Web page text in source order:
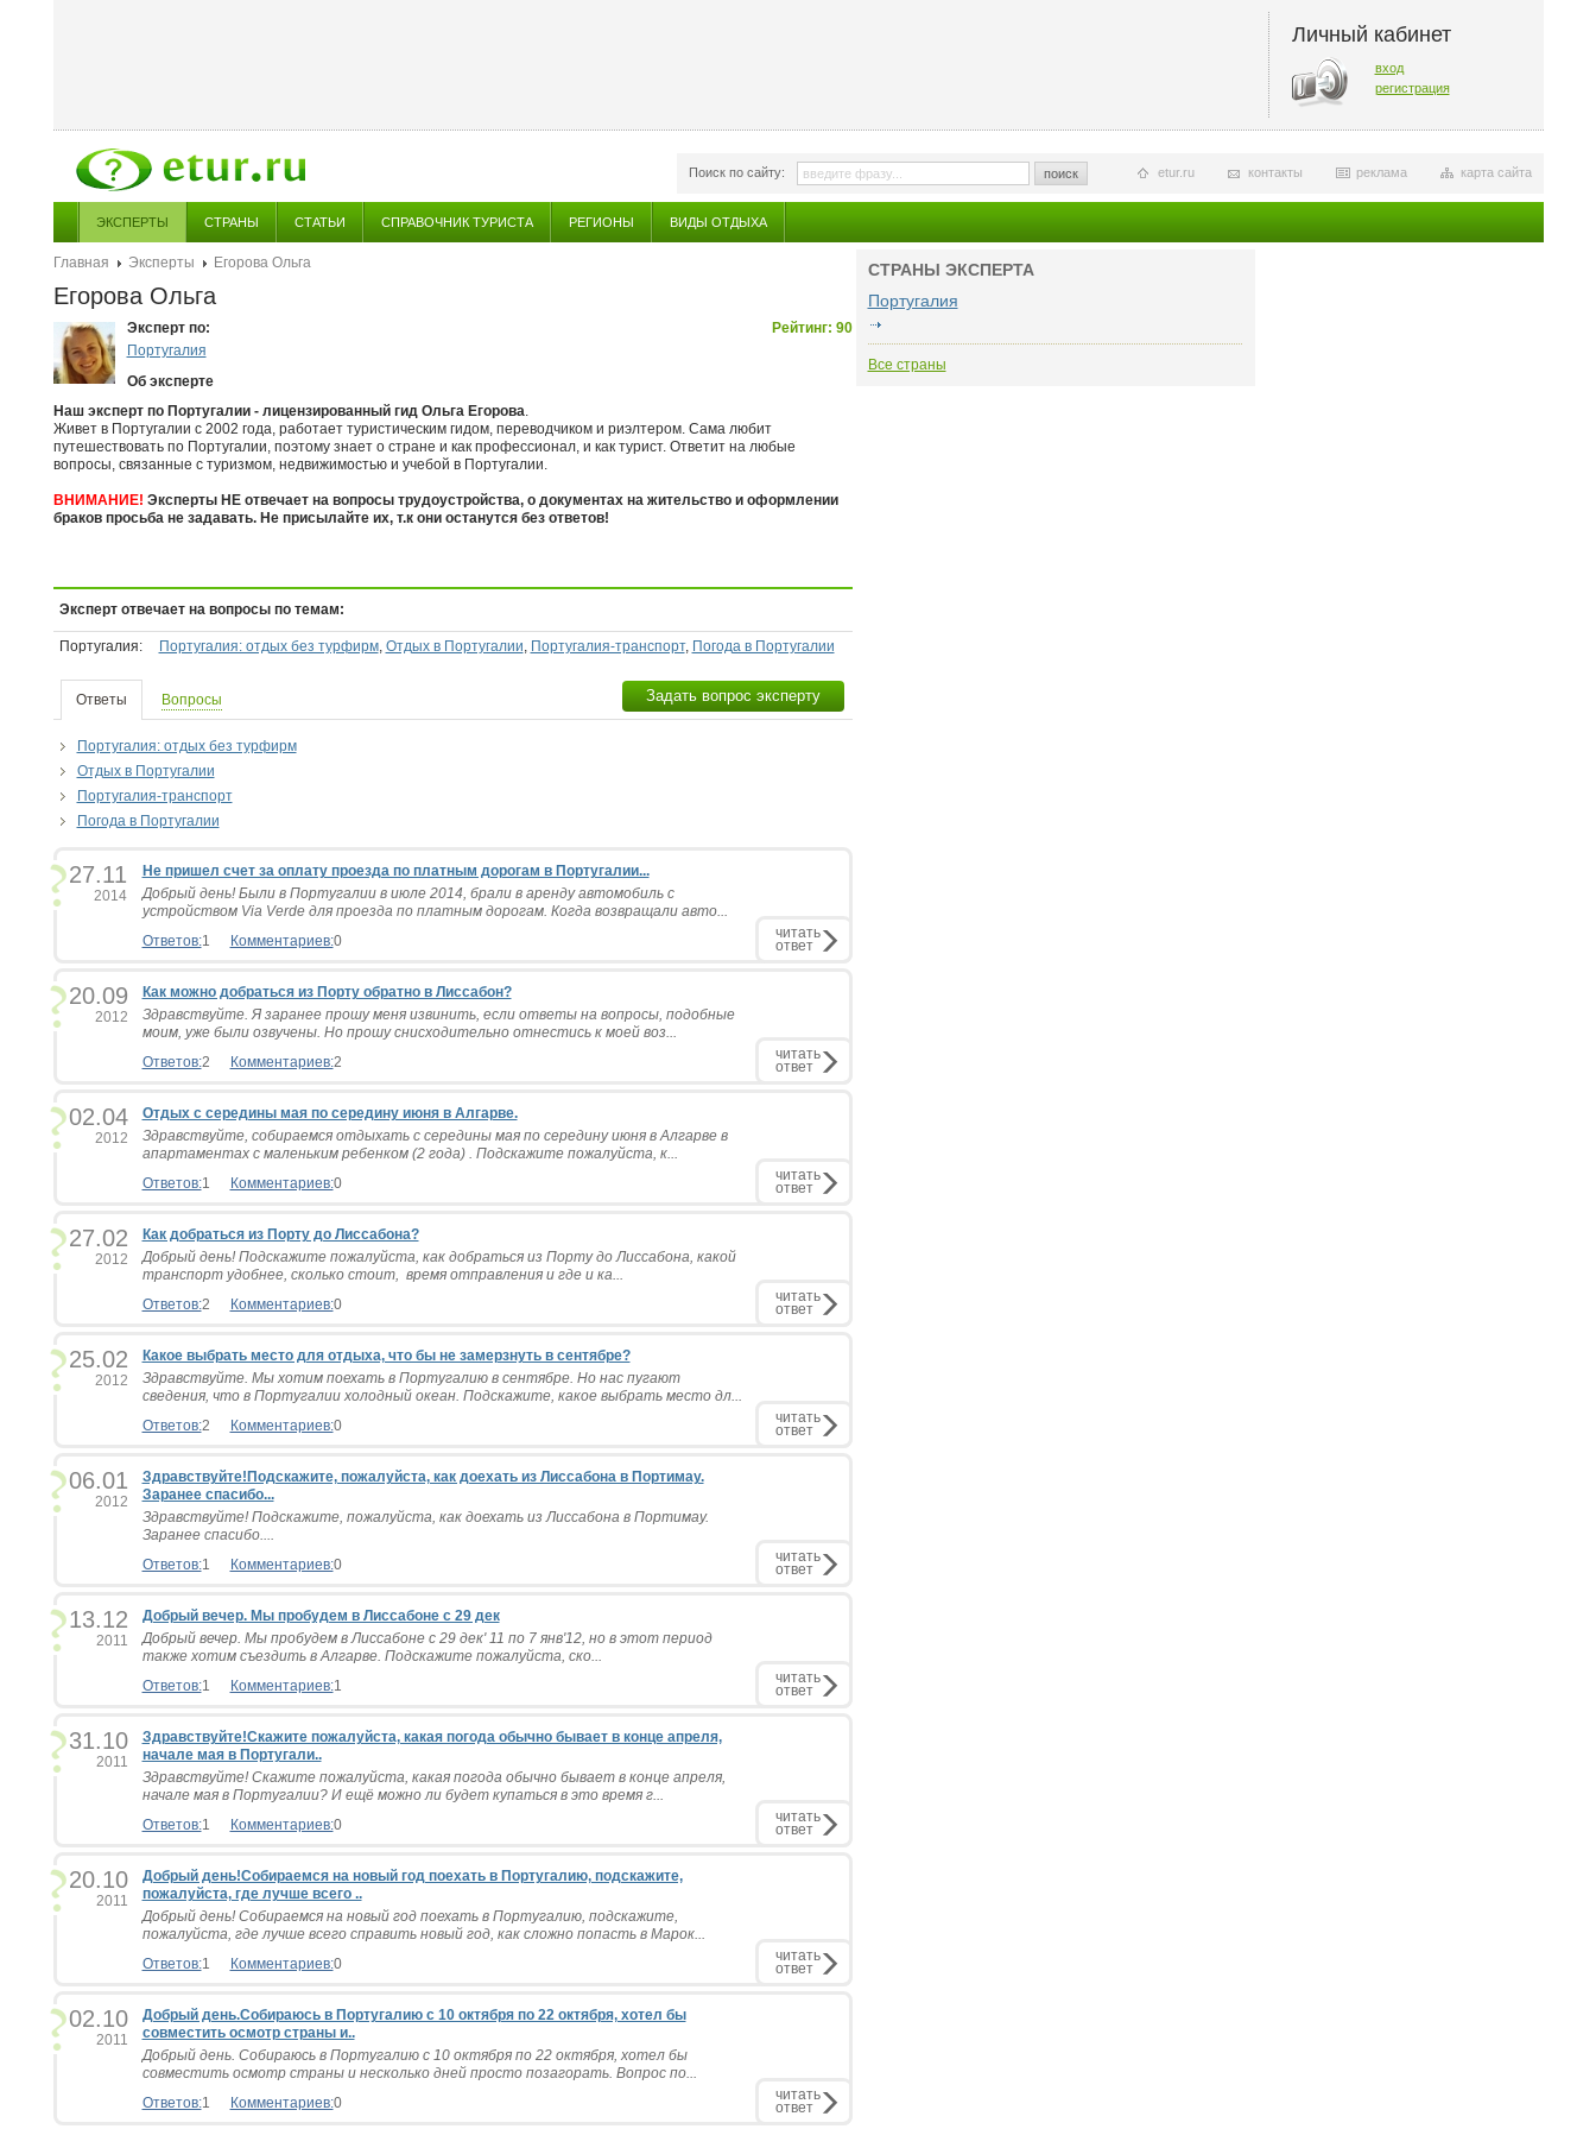
Личный кабинет
вход
регистрация
Поиск по сайту: поиск карта сайта
реклама
контакты
etur.ru
ЭКСПЕРТЫ СТРАНЫ СТАТЬИ СПРАВОЧНИК ТУРИСТА РЕГИОНЫ ВИДЫ ОТДЫХА
Главная Эксперты Егорова Ольга
Егорова Ольга
Рейтинг: 90
Эксперт по:
Португалия
Об эксперте
Наш эксперт по Португалии - лицензированный гид Ольга Егорова.
Живет в Португалии с 2002 года, работает туристическим гидом, переводчиком и риэлтером. Сама любит
путешествовать по Португалии, поэтому знает о стране и как профессионал, и как турист. Ответит на любые
вопросы, связанные с туризмом, недвижимостью и учебой в Португалии.
ВНИМАНИЕ! Эксперты НЕ отвечает на вопросы трудоустройства, о документах на жительство и оформлении
браков просьба не задавать. Не присылайте их, т.к они останутся без ответов!
Эксперт отвечает на вопросы по темам:
Португалия: Португалия: отдых без турфирм, Отдых в Португалии, Португалия-транспорт, Погода в Португалии
Ответы Вопросы Задать вопрос эксперту
Португалия: отдых без турфирм
Отдых в Португалии
Португалия-транспорт
Погода в Португалии
27.11
2014
Не пришел счет за оплату проезда по платным дорогам в Португалии...
Добрый день! Были в Португалии в июле 2014, брали в аренду автомобиль с
устройством Via Verde для проезда по платным дорогам. Когда возвращали авто...
Ответов:1 Комментариев:0 читать
ответ
20.09
2012
Как можно добраться из Порту обратно в Лиссабон?
Здравствуйте. Я заранее прошу меня извинить, если ответы на вопросы, подобные
моим, уже были озвучены. Но прошу снисходительно отнестись к моей воз...
Ответов:2 Комментариев:2 читать
ответ
02.04
2012
Отдых с середины мая по середину июня в Алгарве.
Здравствуйте, собираемся отдыхать с середины мая по середину июня в Алгарве в
апартаментах с маленьким ребенком (2 года) . Подскажите пожалуйста, к...
Ответов:1 Комментариев:0 читать
ответ
27.02
2012
Как добраться из Порту до Лиссабона?
Добрый день! Подскажите пожалуйста, как добраться из Порту до Лиссабона, какой
транспорт удобнее, сколько стоит, время отправления и где и ка...
Ответов:2 Комментариев:0 читать
ответ
25.02
2012
Какое выбрать место для отдыха, что бы не замерзнуть в сентябре?
Здравствуйте. Мы хотим поехать в Португалию в сентябре. Но нас пугают
сведения, что в Португалии холодный океан. Подскажите, какое выбрать место дл...
Ответов:2 Комментариев:0 читать
ответ
06.01
2012
Здравствуйте!Подскажите, пожалуйста, как доехать из Лиссабона в Портимау.
Заранее спасибо...
Здравствуйте! Подскажите, пожалуйста, как доехать из Лиссабона в Портимау.
Заранее спасибо....
Ответов:1 Комментариев:0 читать
ответ
13.12
2011
Добрый вечер. Мы пробудем в Лиссабоне с 29 дек
Добрый вечер. Мы пробудем в Лиссабоне с 29 дек' 11 по 7 янв'12, но в этот период
также хотим съездить в Алгарве. Подскажите пожалуйста, ско...
Ответов:1 Комментариев:1 читать
ответ
31.10
2011
Здравствуйте!Скажите пожалуйста, какая погода обычно бывает в конце апреля,
начале мая в Португали..
Здравствуйте! Скажите пожалуйста, какая погода обычно бывает в конце апреля,
начале мая в Португалии? И ещё можно ли будет купаться в это время г...
Ответов:1 Комментариев:0 читать
ответ
20.10
2011
Добрый день!Собираемся на новый год поехать в Португалию, подскажите,
пожалуйста, где лучше всего ..
Добрый день! Собираемся на новый год поехать в Португалию, подскажите,
пожалуйста, где лучше всего справить новый год, как сложно попасть в Марок...
Ответов:1 Комментариев:0 читать
ответ
02.10
2011
Добрый день.Собираюсь в Португалию с 10 октября по 22 октября, хотел бы
совместить осмотр страны и..
Добрый день. Собираюсь в Португалию с 10 октября по 22 октября, хотел бы
совместить осмотр страны и несколько дней просто позагорать. Вопрос по...
Ответов:1 Комментариев:0 читать
ответ
СТРАНЫ ЭКСПЕРТА
Португалия
Все страны